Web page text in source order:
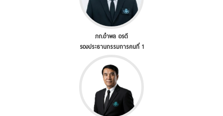
ภก.อำพล อรดี
รองประธานกรรมการคนที่ 1